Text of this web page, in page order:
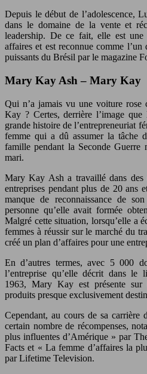
Depuis le début de l’adolescence,
dans le domaine de la vente et
leadership. De ce fait, elle est une
affaires et est reconnue comme l’un
puissants du Brésil par le magazine
Mary Kay Ash – Mary Kay
Qui n’a jamais vu une voiture rose
Kay ? Certes, derrière l’image
grande histoire de l’entrepreneuriat
femme qui a dû assumer la tâche
famille pendant la Seconde Guerre
mari.
Mary Kay Ash a travaillé dans des
entreprises pendant plus de 20 ans
manque de reconnaissance de
personne qu’elle avait formée
Malgré cette situation, lorsqu’elle a
femmes à réussir sur le marché du
créé un plan d’affaires pour une
En d’autres termes, avec 5 000
l’entreprise qu’elle décrit dans le
1963, Mary Kay est présente sur
produits presque exclusivement
Cependant, au cours de sa carrière
certain nombre de récompenses,
plus influentes d’Amérique » par
Facts et « La femme d’affaires la
par Lifetime Television.